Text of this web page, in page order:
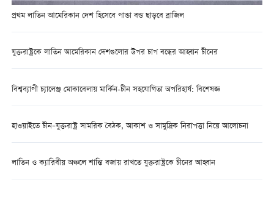
প্রথম লাতিন আমেরিকান দেশ হিসেবে পান্ডা বন্ড ছাড়বে ব্রাজিল
যুক্তরাষ্ট্রকে লাতিন আমেরিকান দেশগুলোর উপর চাপ বন্ধের আহ্বান চীনের
বিশ্বব্যাপী চ্যালেঞ্জ মোকাবেলায় মার্কিন-চীন সহযোগিতা অপরিহার্য: বিশেষজ্ঞ
হাওয়াইতে চীন–যুক্তরাষ্ট্র সামরিক বৈঠক, আকাশ ও সামুদ্রিক নিরাপত্তা নিয়ে আলোচনা
লাতিন ও ক্যারিবীয় অঞ্চলে শান্তি বজায় রাখতে যুক্তরাষ্ট্রকে চীনের আহ্বান